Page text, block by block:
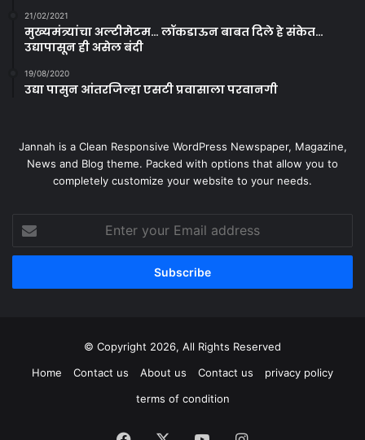
21/02/2021
मुख्यमंत्र्यांचा अल्टीमेटम… लॉकडाऊन बाबत दिले हे संकेत…
उद्यापासून ही असेल बंदी
19/08/2020
उद्या पासुन आंतरजिल्हा एसटी प्रवासाला परवानगी
Jannah is a Clean Responsive WordPress Newspaper, Magazine,
News and Blog theme. Packed with options that allow you to
completely customize your website to your needs.
Enter
your
Email
© Copyright 2026, All Rights Reserved
Home
Contact us About us Contact us
privacy policy
terms of condition